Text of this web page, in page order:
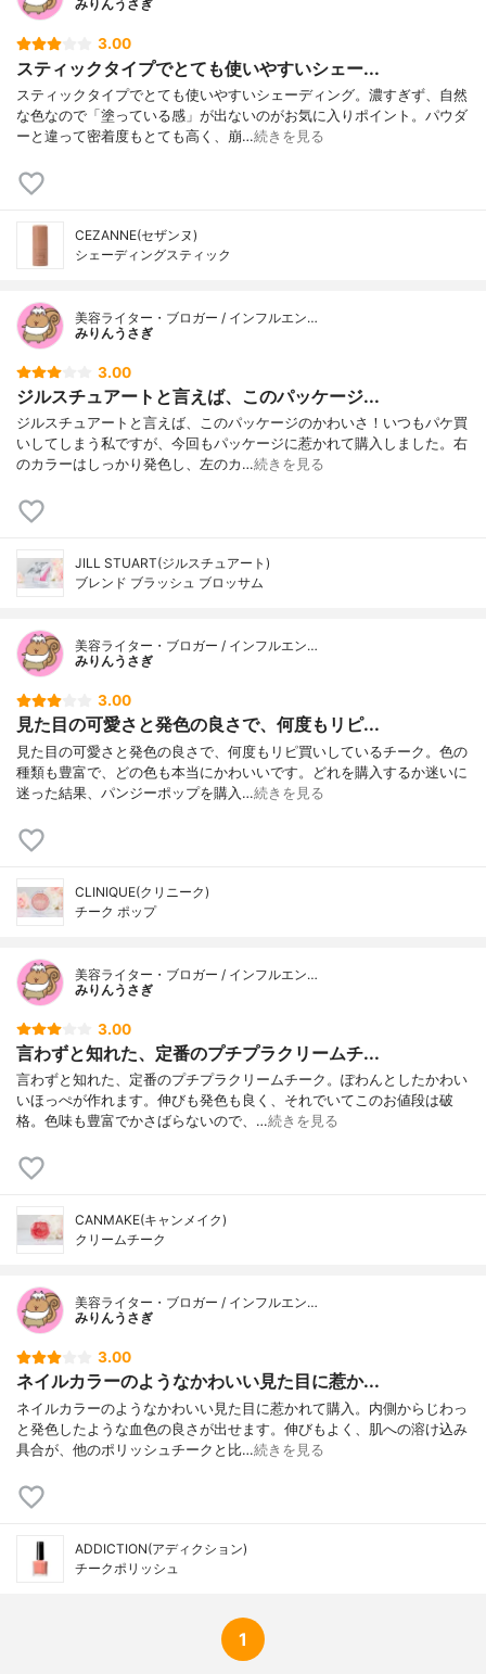
みりんうさぎ
3.00
スティックタイプでとても使いやすいシェー...
スティックタイプでとても使いやすいシェーディング。濃すぎず、自然
な色なので「塗っている感」が出ないのがお気に入りポイント。パウダ
ーと違って密着度もとても高く、崩…続きを見る
CEZANNE(セザンヌ)
シェーディングスティック
美容ライター・ブロガー / インフルエン…
みりんうさぎ
3.00
ジルスチュアートと言えば、このパッケージ...
ジルスチュアートと言えば、このパッケージのかわいさ！いつもパケ買
いしてしまう私ですが、今回もパッケージに惹かれて購入しました。右
のカラーはしっかり発色し、左のカ…続きを見る
JILL STUART(ジルスチュアート)
ブレンド ブラッシュ ブロッサム
美容ライター・ブロガー / インフルエン…
みりんうさぎ
3.00
見た目の可愛さと発色の良さで、何度もリピ...
見た目の可愛さと発色の良さで、何度もリピ買いしているチーク。色の
種類も豊富で、どの色も本当にかわいいです。どれを購入するか迷いに
迷った結果、パンジーポップを購入…続きを見る
CLINIQUE(クリニーク)
チーク ポップ
美容ライター・ブロガー / インフルエン…
みりんうさぎ
3.00
言わずと知れた、定番のプチプラクリームチ...
言わずと知れた、定番のプチプラクリームチーク。ぽわんとしたかわい
いほっぺが作れます。伸びも発色も良く、それでいてこのお値段は破
格。色味も豊富でかさばらないので、…続きを見る
CANMAKE(キャンメイク)
クリームチーク
美容ライター・ブロガー / インフルエン…
みりんうさぎ
3.00
ネイルカラーのようなかわいい見た目に惹か...
ネイルカラーのようなかわいい見た目に惹かれて購入。内側からじわっ
と発色したような血色の良さが出せます。伸びもよく、肌への溶け込み
具合が、他のポリッシュチークと比…続きを見る
ADDICTION(アディクション)
チークポリッシュ
1